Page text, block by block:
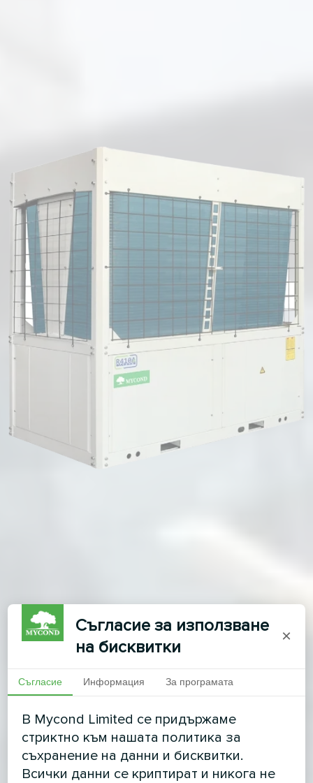
Съгласие за използване
на бисквитки
×
Съгласие Информация За програмата
В Mycond Limited се придържаме
стриктно към нашата политика за
съхранение на данни и бисквитки.
Всички данни се криптират и никога не